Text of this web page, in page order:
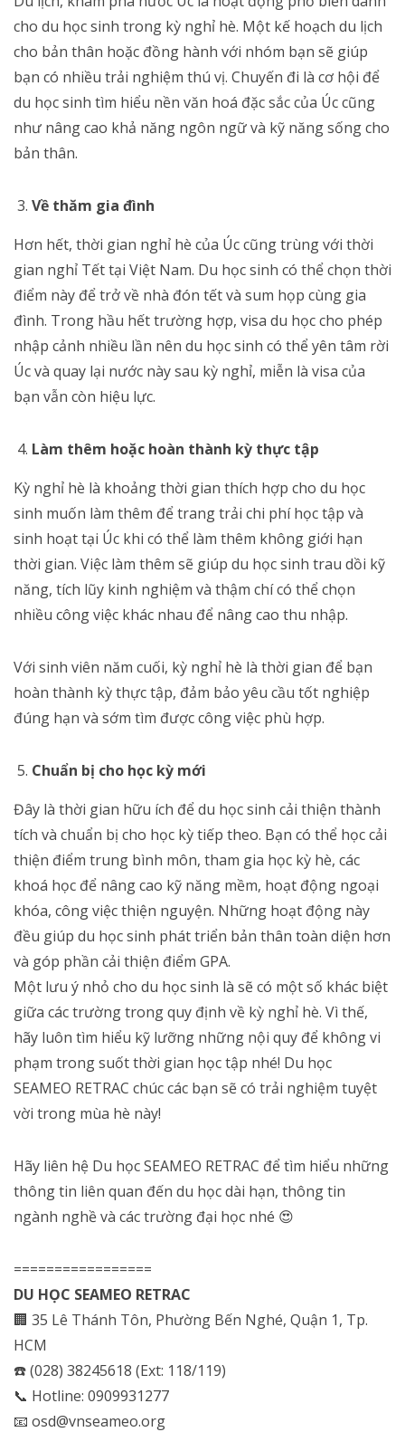
cho du học sinh trong kỳ nghỉ hè. Một kế hoạch du lịch
cho bản thân hoặc đồng hành với nhóm bạn sẽ giúp
bạn có nhiều trải nghiệm thú vị. Chuyến đi là cơ hội để
du học sinh tìm hiểu nền văn hoá đặc sắc của Úc cũng
như nâng cao khả năng ngôn ngữ và kỹ năng sống cho
bản thân.
Về thăm gia đình
Hơn hết, thời gian nghỉ hè của Úc cũng trùng với thời
gian nghỉ Tết tại Việt Nam. Du học sinh có thể chọn thời
điểm này để trở về nhà đón tết và sum họp cùng gia
đình. Trong hầu hết trường hợp, visa du học cho phép
nhập cảnh nhiều lần nên du học sinh có thể yên tâm rời
Úc và quay lại nước này sau kỳ nghỉ, miễn là visa của
bạn vẫn còn hiệu lực.
Làm thêm hoặc hoàn thành kỳ thực tập
Kỳ nghỉ hè là khoảng thời gian thích hợp cho du học
sinh muốn làm thêm để trang trải chi phí học tập và
sinh hoạt tại Úc khi có thể làm thêm không giới hạn
thời gian. Việc làm thêm sẽ giúp du học sinh trau dồi kỹ
năng, tích lũy kinh nghiệm và thậm chí có thể chọn
nhiều công việc khác nhau để nâng cao thu nhập.
Với sinh viên năm cuối, kỳ nghỉ hè là thời gian để bạn
hoàn thành kỳ thực tập, đảm bảo yêu cầu tốt nghiệp
đúng hạn và sớm tìm được công việc phù hợp.
Chuẩn bị cho học kỳ mới
Đây là thời gian hữu ích để du học sinh cải thiện thành
tích và chuẩn bị cho học kỳ tiếp theo. Bạn có thể học cải
thiện điểm trung bình môn, tham gia học kỳ hè, các
khoá học để nâng cao kỹ năng mềm, hoạt động ngoại
khóa, công việc thiện nguyện. Những hoạt động này
đều giúp du học sinh phát triển bản thân toàn diện hơn
và góp phần cải thiện điểm GPA.
Một lưu ý nhỏ cho du học sinh là sẽ có một số khác biệt
giữa các trường trong quy định về kỳ nghỉ hè. Vì thế,
hãy luôn tìm hiểu kỹ lưỡng những nội quy để không vi
phạm trong suốt thời gian học tập nhé! Du học
SEAMEO RETRAC chúc các bạn sẽ có trải nghiệm tuyệt
vời trong mùa hè này!
Hãy liên hệ Du học SEAMEO RETRAC để tìm hiểu những
thông tin liên quan đến du học dài hạn, thông tin
ngành nghề và các trường đại học nhé 😍
=================
DU HỌC SEAMEO RETRAC
🏢 35 Lê Thánh Tôn, Phường Bến Nghé, Quận 1, Tp.
HCM
☎️ (028) 38245618 (Ext: 118/119)
📞 Hotline: 0909931277
📧 osd@vnseameo.org